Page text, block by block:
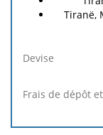
Tiranë,